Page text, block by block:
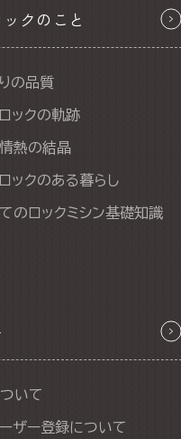
クのこと
の品質
ックの軌跡
熱の結晶
ックのある暮らし
のロックミシン基礎知識
いて
ザー登録について